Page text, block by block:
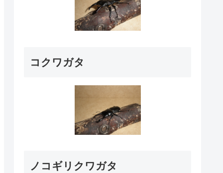
コクワガタ
ノコギリクワガタ